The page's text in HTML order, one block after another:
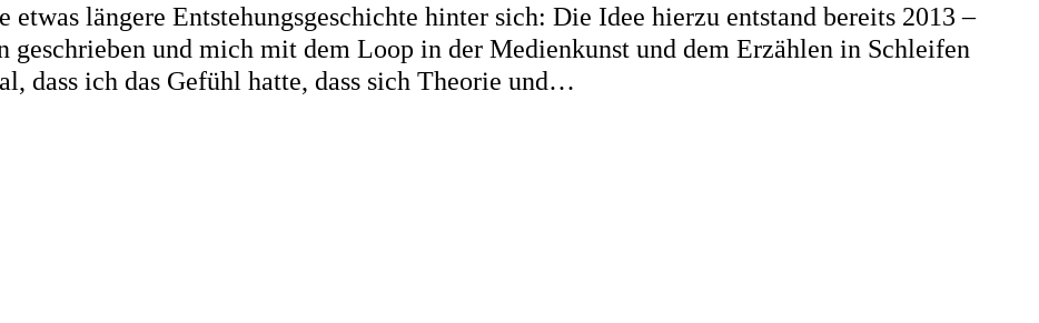
längere Entstehungsgeschichte hinter sich: Die Idee hierzu entstand bereits 2013 –
geschrieben und mich mit dem Loop in der Medienkunst und dem Erzählen in Schleifen
dass ich das Gefühl hatte, dass sich Theorie und…